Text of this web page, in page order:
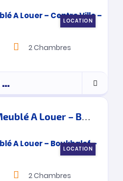
LOCATION
2Chambres
Dh
Appartement Meublé A Louer – Boukhalef – Tanger
LOCATION
2Chambres